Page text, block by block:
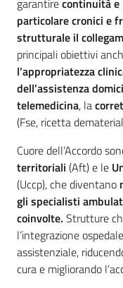
garantirecontinuità e
particolare cronici e
strutturale il
principali obiettivi
l’appropriatezza
dell’assistenza
telemedicina, la
(Fse, ricetta
Cuore dell’Accordo
territoriali (Aft) e le
(Uccp), che diventano
gli specialisti
coinvolte. Strutture
l’integrazione
assistenziale,
cura e migliorando